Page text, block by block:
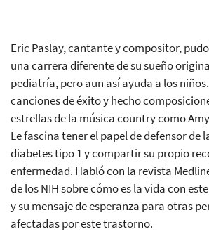
Eric Paslay, cantante y compositor,
una carrera diferente de su sueño
pediatría, pero aun así ayuda a los
canciones de éxito y hecho
estrellas de la música country como
Le fascina tener el papel de defensor de
diabetes tipo 1 y compartir su propio
enfermedad. Habló con la revista
de los NIH sobre cómo es la vida con
y su mensaje de esperanza para otras
afectadas por este trastorno.